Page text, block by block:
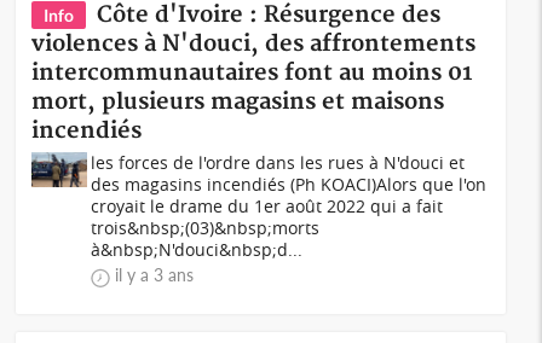
Info
Côte d'Ivoire : Résurgence des
violences à N'douci, des affrontements
intercommunautaires font au moins 01
mort, plusieurs magasins et maisons
incendiés
les forces de l'ordre dans les rues à N'douci et
des magasins incendiés (Ph KOACI)Alors que l'on
croyait le drame du 1er août 2022 qui a fait
trois&nbsp;(03)&nbsp;morts
à&nbsp;N'douci&nbsp;d...
il y a 3 ans